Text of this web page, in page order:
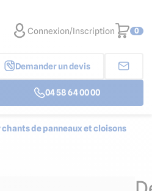
Demander un devis
04 58 64 00 00
Connexion/Inscription 0
chants de panneaux et cloisons